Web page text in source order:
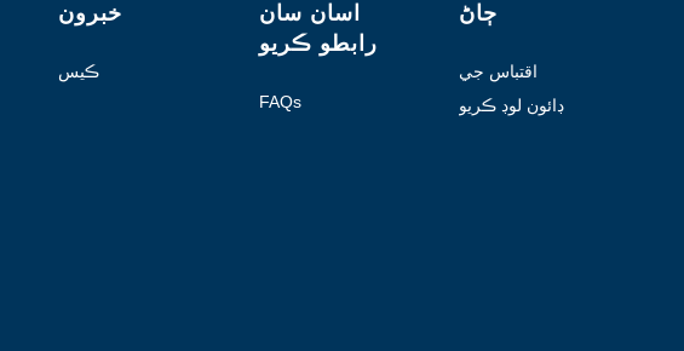
خبرون
ڪيس
اسان سان
رابطو ڪريو
FAQs
ڄاڻ
اقتباس جي
درخواست ڪريو
ڊائون لوڊ ڪريو